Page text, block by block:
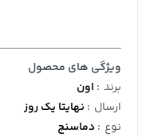
ویژگی های محصول
برند : اون
ارسال : نهایتا یک روز
نوع :دماسنج